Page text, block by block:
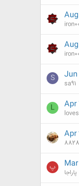
Aug
Aug
Jun
sa91
S
Apr
L
Apr
Mar
پاراجا پ